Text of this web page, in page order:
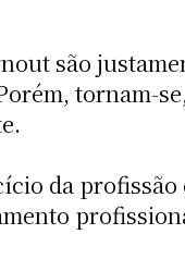
são
tornam-
da profissão